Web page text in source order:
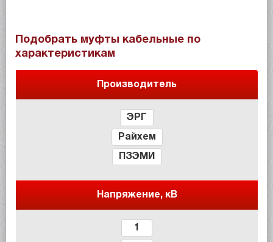
Подобрать муфты кабельные по
характеристикам
Производитель
ЭРГ
Райхем
ПЗЭМИ
Напряжение, кВ
1